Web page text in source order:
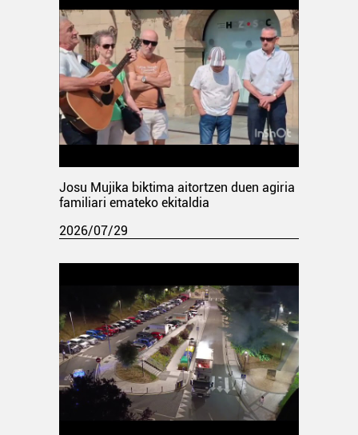
Josu Mujika biktima aitortzen duen agiria
familiari emateko ekitaldia
2026/07/29